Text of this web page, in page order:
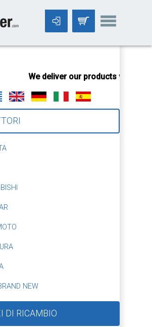
We deliver our products
NEW
DI RICAMBIO